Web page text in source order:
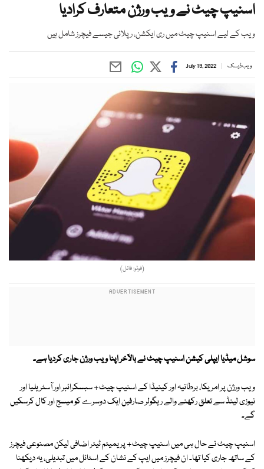
اسنیپ چیٹ نے ویب ورژن متعارف کرادیا
ویب کے لیے اسنیپ چیٹ میں ری ایکشن، رپلائی جیسے فیچرز شامل ہیں
ویب ڈیسک July 19, 2022
(فوٹو: فائل)
سوشل میڈیا ایپلی کیشن اسنیپ چیٹ نے بالآخر اپنا ویب ورژن جاری کردیا ہے۔
ویب ورژن پر امریکا، برطانیہ اور کینیڈا کے اسنیپ چیٹ+ سبسکرائبر اور آسٹریلیا اور
نیوزی لینڈ سے تعلق رکھنے والے ریگولر صارفین ایک دوسرے کو میسج اور کال کرسکیں
گے۔
اسنیپ چیٹ نے حال ہی میں اسنیپ چیٹ+ پریمیئم ٹیئر اضافی لیکن مصنوعی فیچرز
کے ساتھ جاری کیا تھا۔ ان فیچرز میں ایپ کے نشان کے اسٹائل میں تبدیلی، یہ دیکھنا